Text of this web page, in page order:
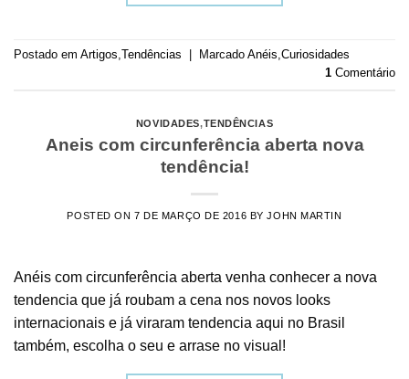
Postado em Artigos,Tendências Marcado Anéis,Curiosidades
1 Comentário
NOVIDADES,TENDÊNCIAS
Aneis com circunferência aberta nova
tendência!
POSTED ON7 DE MARÇO DE 2016 BYJOHN MARTIN
Anéis com circunferência aberta venha conhecer a nova
tendencia que já roubam a cena nos novos looks
internacionais e já viraram tendencia aqui no Brasil
também, escolha o seu e arrase no visual!